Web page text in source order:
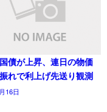
債が上昇、連日の物価
れで利上げ先送り観測
16日